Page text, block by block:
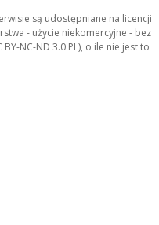
są udostępniane na licencji
- użycie niekomercyjne - bez
NC-ND 3.0 PL), o ile nie jest to